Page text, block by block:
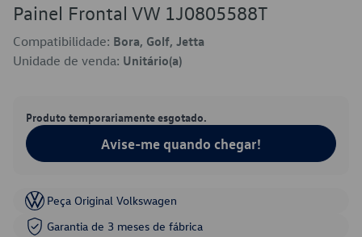
Painel Frontal VW 1J0805588T
Compatibilidade: Bora, Golf, Jetta
Unidade de venda: Unitário(a)
Produto temporariamente esgotado.
Avise-me quando chegar!
Peça Original Volkswagen
Garantia de 3 meses de fábrica